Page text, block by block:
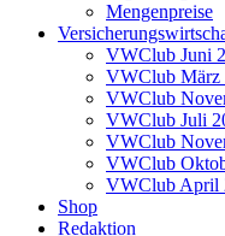
Mengenpreise
VWClub Juni
VWClub März
VWClub
VWClub Juli
VWClub
VWClub
VWClub April
Shop
Redaktion